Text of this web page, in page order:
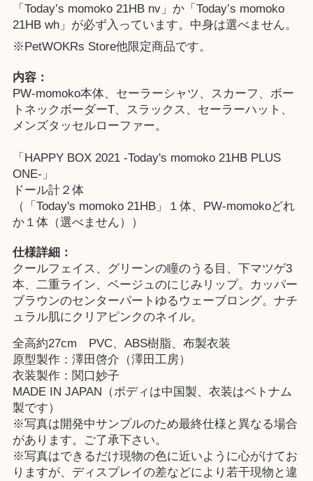
「Today’s momoko 21HB nv」か「Today’s momoko
21HB wh」が必ず入っています。中身は選べません。
※ PetWOKRs Store他限定商品です。
内容：
PW-momoko本体、セーラーシャツ、スカーフ、ボー
トネックボーダーT、スラックス、セーラーハット、
メンズタッセルローファー。
「HAPPY BOX 2021 -Today's momoko 21HB PLUS
ONE-」
ドール計２体
（「Today's momoko 21HB」１体、PW-momokoどれ
か１体（選べません））
仕様詳細：
クールフェイス、グリーンの瞳のうる目、下マツゲ3
本、二重ライン、ベージュのにじみリップ。カッパー
ブラウンのセンターパートゆるウェーブロング。ナチ
ュラル肌にクリアピンクのネイル。
全高約27cm PVC、ABS樹脂、布製衣装
原型製作：澤田啓介（澤田工房）
衣装製作：関口妙子
MADE IN JAPAN（ボディは中国製、衣装はベトナム
製です）
※写真は開発中サンプルのため最終仕様と異なる場合
があります。ご了承下さい。
※写真はできるだけ現物の色に近いように心がけてお
りますが、ディスプレイの差などにより若干現物と違